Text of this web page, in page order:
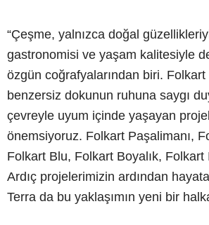
“Çeşme, yalnızca doğal
gastronomisi ve yaşam kalitesiyle
özgün coğrafyalarından biri.
benzersiz dokunun ruhuna saygı
çevreyle uyum içinde yaşayan
önemsiyoruz. Folkart Paşalimanı,
Folkart Blu, Folkart Boyalık, Folkart
Ardıç projelerimizin ardından
Terra da bu yaklaşımın yeni bir